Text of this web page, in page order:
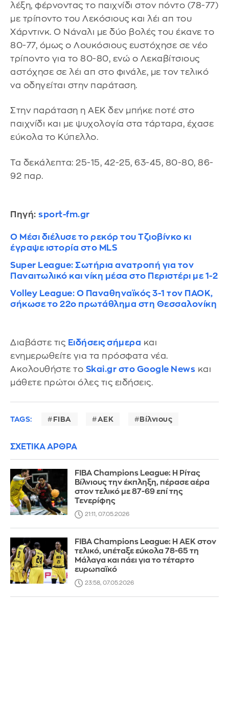
λέξη, φέρνοντας το παιχνίδι στον πόντο (78-77)
με τρίποντο του Λεκόσιους και λέι απ του
Χάρντινκ. Ο Νάναλι με δύο βολές του έκανε το
80-77, όμως ο Λουκόσιους ευστόχησε σε νέο
τρίποντο για το 80-80, ενώ ο Λεκαβίτσιους
αστόχησε σε λέι απ στο φινάλε, με τον τελικό
να οδηγείται στην παράταση.
Στην παράταση η ΑΕΚ δεν μπήκε ποτέ στο
παιχνίδι και με ψυχολογία στα τάρταρα, έχασε
εύκολα το Κύπελλο.
Τα δεκάλεπτα: 25-15, 42-25, 63-45, 80-80, 86-
92 παρ.
Πηγή: sport-fm.gr
Ο Μέσι διέλυσε το ρεκόρ του Τζιοβίνκο κι
έγραψε ιστορία στο MLS
Super League: Σωτήρια ανατροπή για τον
Παναιτωλικό και νίκη μέσα στο Περιστέρι με 1-2
Volley League: Ο Παναθηναϊκός 3-1 τον ΠΑΟΚ,
σήκωσε το 22o πρωτάθλημα στη Θεσσαλονίκη
Διαβάστε τις Ειδήσεις σήμερα και
ενημερωθείτε για τα πρόσφατα νέα.
Ακολουθήστε το Skai.gr στο Google News και
μάθετε πρώτοι όλες τις ειδήσεις.
TAGS: FIBA ΑΕΚ Βίλνιους
ΣΧΕΤΙΚΑ ΑΡΘΡΑ
FIBA Champions League: Η Ρίτας
Βίλνιους την έκπληξη, πέρασε αέρα
στον τελικό με 87-69 επί της
Τενερίφης
21:11, 07.05.2026
FIBA Champions League: Η ΑΕΚ στον
τελικό, υπέταξε εύκολα 78-65 τη
Μάλαγα και πάει για το τέταρτο
ευρωπαϊκό
23:58, 07.05.2026